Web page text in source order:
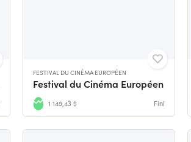
FESTIVAL DU CINÉMA EUROPÉEN
Festival du Cinéma Européen
1 149,43 $ Fini